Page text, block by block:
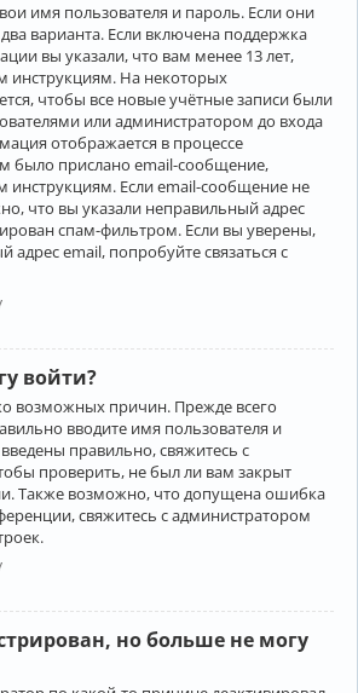
имя пользователя и пароль. Если они
варианта. Если включена поддержка
вы указали, что вам менее 13 лет,
инструкциям. На некоторых
чтобы все новые учётные записи были
или администратором до входа
отображается в процессе
было прислано email-сообщение,
инструкциям. Если email-сообщение не
что вы указали неправильный адрес
спам-фильтром. Если вы уверены,
адрес email, попробуйте связаться с
войти?
возможных причин. Прежде всего
вводите имя пользователя и
правильно, свяжитесь с
проверить, не был ли вам закрыт
Также возможно, что допущена ошибка
свяжитесь с администратором
но больше не могу